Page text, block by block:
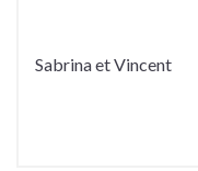
Sabrina et Vincent